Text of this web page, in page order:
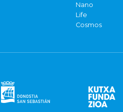
Nano
Life
Cosmos